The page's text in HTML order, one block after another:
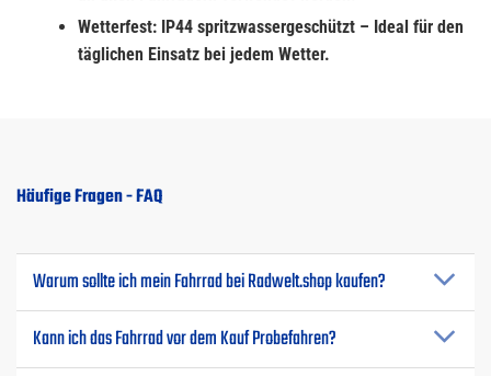
Wetterfest: IP44 spritzwassergeschützt – Ideal für den
täglichen Einsatz bei jedem Wetter.
Häufige Fragen - FAQ
Warum sollte ich mein Fahrrad bei Radwelt.shop kaufen?
Kann ich das Fahrrad vor dem Kauf Probefahren?